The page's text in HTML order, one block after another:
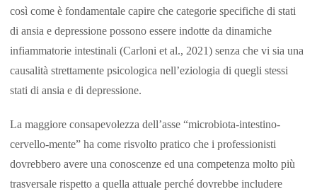
così come è fondamentale capire che categorie specifiche di stati
di ansia e depressione possono essere indotte da dinamiche
infiammatorie intestinali (Carloni et al., 2021) senza che vi sia una
causalità strettamente psicologica nell’eziologia di quegli stessi
stati di ansia e di depressione.
La maggiore consapevolezza dell’asse “microbiota-intestino-
cervello-mente” ha come risvolto pratico che i professionisti
dovrebbero avere una conoscenze ed una competenza molto più
trasversale rispetto a quella attuale perché dovrebbe includere